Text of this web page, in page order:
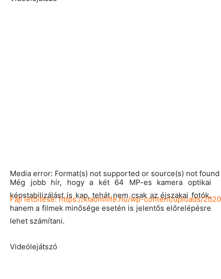
Media error: Format(s) not supported or source(s) not found
Fájl letöltése: https://xiaomilife.hu/wp-content/uploads/
Még jobb hír, hogy a két 64 MP-es kamera optikai
képstabilizálást is kap, tehát nem csak az éjszakai fotók,
hanem a filmek minősége esetén is jelentős előrelépésre
lehet számítani.
Videólejátszó